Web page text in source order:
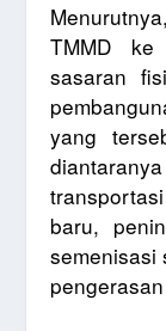
TMMD
sasaran
yang
baru,
semenisasi